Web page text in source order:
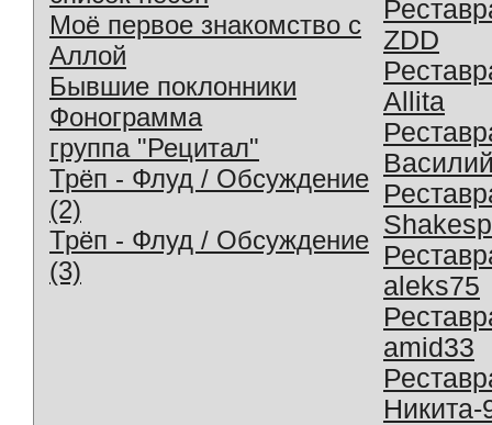
Моё первое знакомство с
Аллой
Бывшие поклонники
Фонограмма
группа "Рецитал"
Трёп - Флуд / Обсуждение
(2)
Трёп - Флуд / Обсуждение
(3)
ZDD
Allita
aleks75
amid33
Никита-